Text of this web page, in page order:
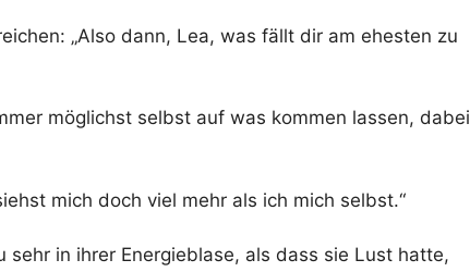
„Also dann, Lea, was fällt dir am ehesten zu
möglichst selbst auf was kommen lassen, dabei
mich doch viel mehr als ich mich selbst.“
in ihrer Energieblase, als dass sie Lust hatte,